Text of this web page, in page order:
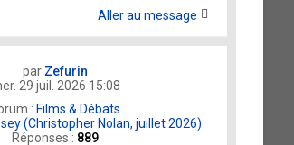
Aller au message
par Zefurin
29 juil. 2026 15:08
: Films & Débats
(Christopher Nolan, juillet 2026)
Réponses : 889